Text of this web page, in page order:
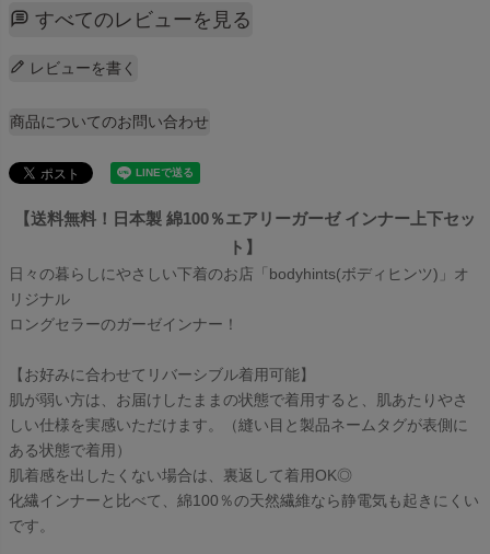
すべてのレビューを見る
レビューを書く
商品についてのお問い合わせ
【送料無料！日本製 綿100％エアリーガーゼ インナー上下セッ
ト】
日々の暮らしにやさしい下着のお店「bodyhints(ボディヒンツ)」オ
リジナル
ロングセラーのガーゼインナー！
【お好みに合わせてリバーシブル着用可能】
肌が弱い方は、お届けしたままの状態で着用すると、肌あたりやさ
しい仕様を実感いただけます。（縫い目と製品ネームタグが表側に
ある状態で着用）
肌着感を出したくない場合は、裏返して着用OK◎
化繊インナーと比べて、綿100％の天然繊維なら静電気も起きにくい
です。